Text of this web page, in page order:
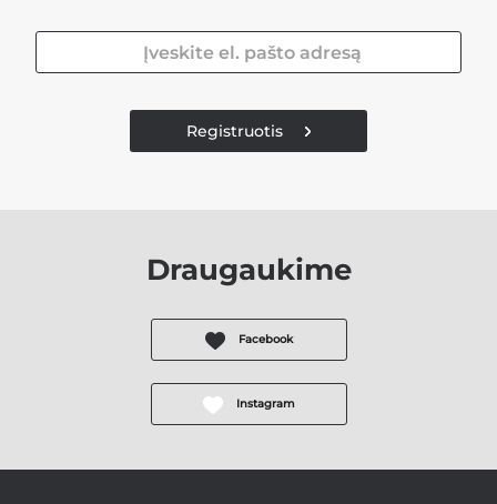
Registruotis
Draugaukime
Facebook
Instagram